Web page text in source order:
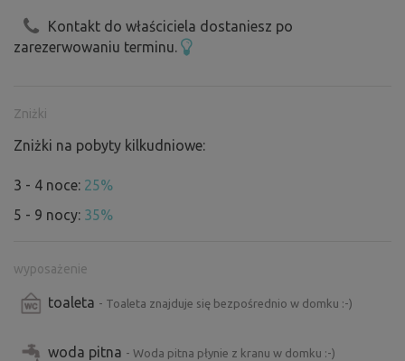
Kontakt do właściciela dostaniesz po
zarezerwowaniu terminu.
Zniżki
Zniżki na pobyty kilkudniowe:
3 - 4 noce: 25%
5 - 9 nocy: 35%
wyposażenie
toaleta - Toaleta znajduje się bezpośrednio w domku :-)
woda pitna - Woda pitna płynie z kranu w domku :-)